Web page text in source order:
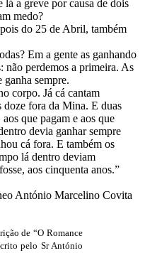
lá a greve por causa de dois
medo?
do 25 de Abril, também
Em a gente as ganhando
não perdemos a primeira. As
ganha sempre.
corpo. Já cá cantam
fora da Mina. E duas
que pagam e aos que
devia ganhar sempre
cá fora. E também os
lá dentro deviam
aos cinquenta anos.”
António Marcelino Covita
de “O Romance
pelo Sr António